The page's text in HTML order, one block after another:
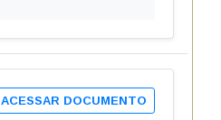
ACESSAR DOCUMENTO